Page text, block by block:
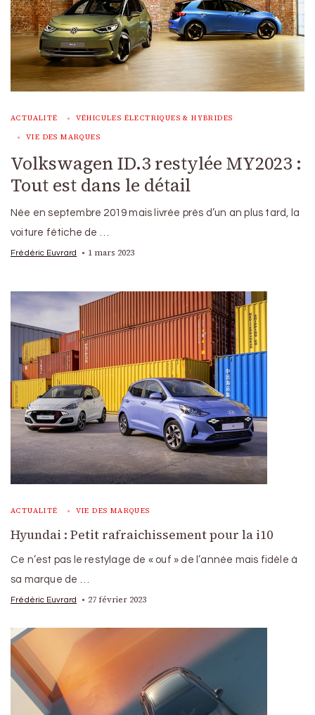
ACTUALITÉ VÉHICULES ÉLECTRIQUES & HYBRIDES
VIE DES MARQUES
Volkswagen ID.3 restylée MY2023 :
Tout est dans le détail
Née en septembre 2019 mais livrée près d’un an plus tard, la
voiture fétiche de …
Frédéric Euvrard 1 mars 2023
ACTUALITÉ VIE DES MARQUES
Hyundai : Petit rafraichissement pour la i10
Ce n’est pas le restylage de « ouf » de l’année mais fidèle à
sa marque de …
Frédéric Euvrard 27 février 2023